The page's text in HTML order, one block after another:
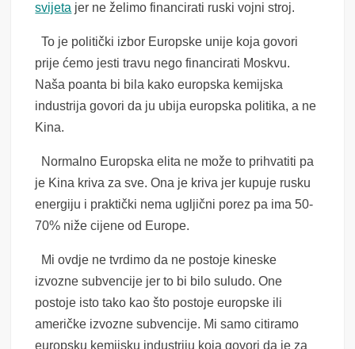
svijeta jer ne želimo financirati ruski vojni stroj.
To je politički izbor Europske unije koja govori
prije ćemo jesti travu nego financirati Moskvu.
Naša poanta bi bila kako europska kemijska
industrija govori da ju ubija europska politika, a ne
Kina.
Normalno Europska elita ne može to prihvatiti pa
je Kina kriva za sve. Ona je kriva jer kupuje rusku
energiju i praktički nema ugljični porez pa ima 50-
70% niže cijene od Europe.
Mi ovdje ne tvrdimo da ne postoje kineske
izvozne subvencije jer to bi bilo suludo. One
postoje isto tako kao što postoje europske ili
američke izvozne subvencije. Mi samo citiramo
europsku kemijsku industriju koja govori da je za